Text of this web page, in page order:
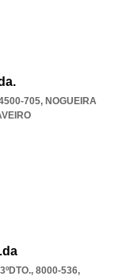
705, NOGUEIRA
8000-536,